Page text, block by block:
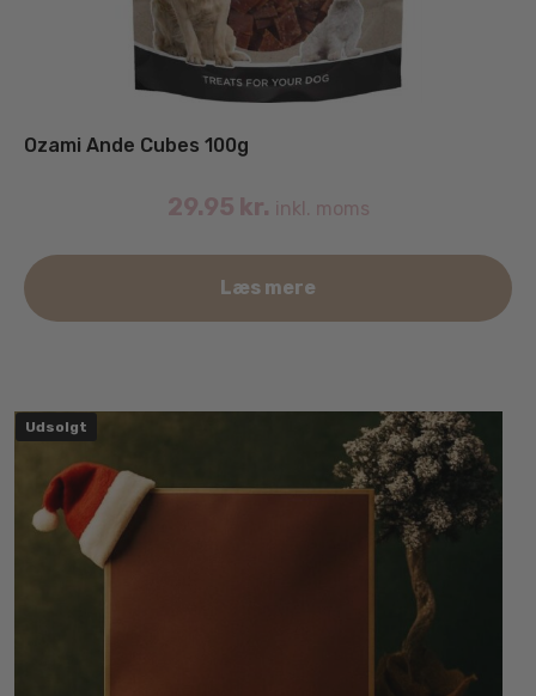
Ozami Ande Cubes 100g
29.95 kr. inkl. moms
Læs mere
Udsolgt